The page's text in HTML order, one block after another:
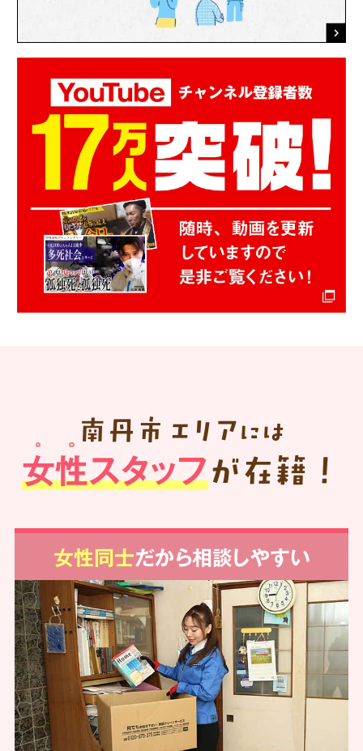
南丹市 エリア には
女性スタッフが在籍！
女性同士だから相談しやすい